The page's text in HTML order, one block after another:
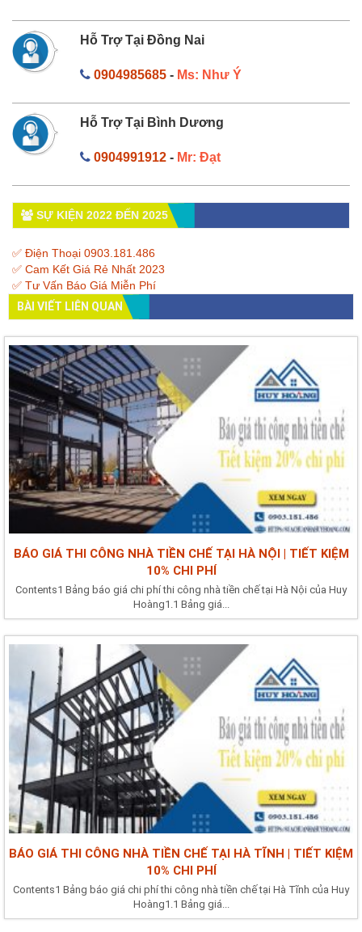
Hỗ Trợ Tại Đồng Nai
0904985685- Ms: Như Ý
Hỗ Trợ Tại Bình Dương
0904991912- Mr: Đạt
SỰ KIỆN 2022 ĐẾN 2025
✅ Điện Thoại 0903.181.486
✅ Cam Kết Giá Rẻ Nhất 2023
✅ Tư Vấn Báo Giá Miễn Phí
BÀI VIẾT LIÊN QUAN
BÁO GIÁ THI CÔNG NHÀ TIỀN CHẾ TẠI HÀ NỘI | TIẾT KIỆM
10% CHI PHÍ
Contents1 Bảng báo giá chi phí thi công nhà tiền chế tại Hà Nội của Huy
Hoàng1.1 Bảng giá...
BÁO GIÁ THI CÔNG NHÀ TIỀN CHẾ TẠI HÀ TĨNH | TIẾT KIỆM
10% CHI PHÍ
Contents1 Bảng báo giá chi phí thi công nhà tiền chế tại Hà Tĩnh của Huy
Hoàng1.1 Bảng giá...